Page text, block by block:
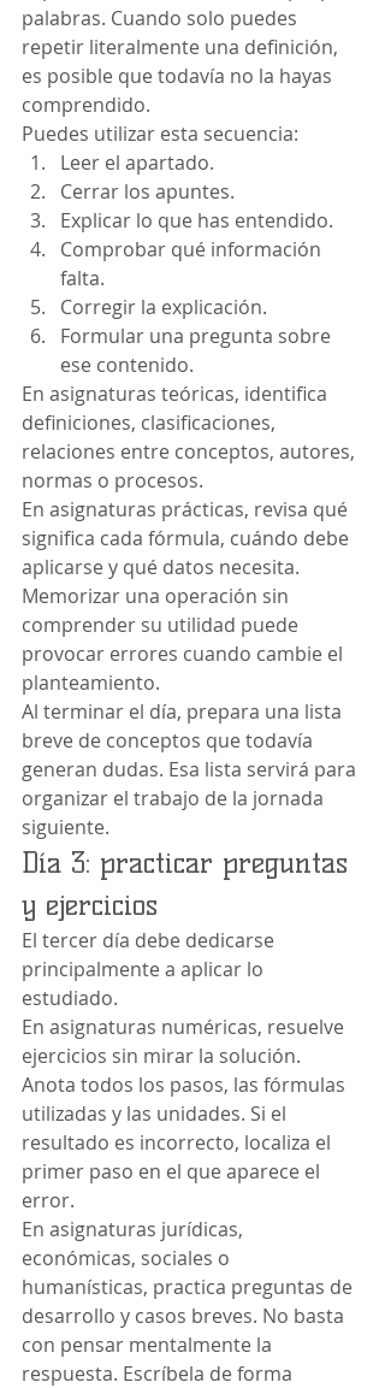
palabras. Cuando solo puedes
repetir literalmente una definición,
es posible que todavía no la hayas
comprendido.
Puedes utilizar esta secuencia:
Leer el apartado.
Cerrar los apuntes.
Explicar lo que has entendido.
Comprobar qué información
falta.
Corregir la explicación.
Formular una pregunta sobre
ese contenido.
En asignaturas teóricas, identifica
definiciones, clasificaciones,
relaciones entre conceptos, autores,
normas o procesos.
En asignaturas prácticas, revisa qué
significa cada fórmula, cuándo debe
aplicarse y qué datos necesita.
Memorizar una operación sin
comprender su utilidad puede
provocar errores cuando cambie el
planteamiento.
Al terminar el día, prepara una lista
breve de conceptos que todavía
generan dudas. Esa lista servirá para
organizar el trabajo de la jornada
siguiente.
Día 3: practicar preguntas
y ejercicios
El tercer día debe dedicarse
principalmente a aplicar lo
estudiado.
En asignaturas numéricas, resuelve
ejercicios sin mirar la solución.
Anota todos los pasos, las fórmulas
utilizadas y las unidades. Si el
resultado es incorrecto, localiza el
primer paso en el que aparece el
error.
En asignaturas jurídicas,
económicas, sociales o
humanísticas, practica preguntas de
desarrollo y casos breves. No basta
con pensar mentalmente la
respuesta. Escríbela de forma